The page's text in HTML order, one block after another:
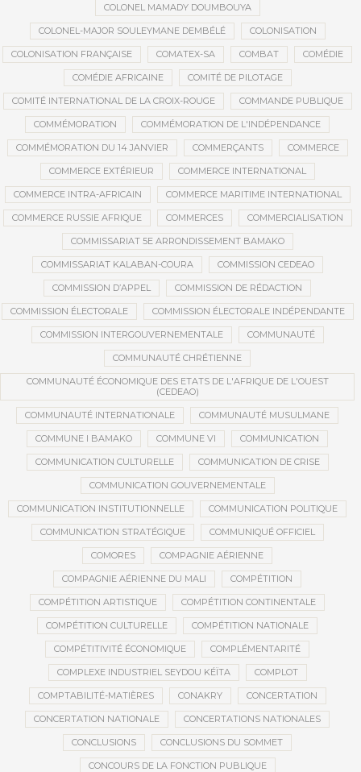
COLONEL MAMADY DOUMBOUYA
COLONEL-MAJOR SOULEYMANE DEMBÉLÉ COLONISATION
COLONISATION FRANÇAISE COMATEX-SA COMBAT COMÉDIE
COMÉDIE AFRICAINE COMITÉ DE PILOTAGE
COMITÉ INTERNATIONAL DE LA CROIX-ROUGE COMMANDE PUBLIQUE
COMMÉMORATION COMMÉMORATION DE L'INDÉPENDANCE
COMMÉMORATION DU 14 JANVIER COMMERÇANTS COMMERCE
COMMERCE EXTÉRIEUR COMMERCE INTERNATIONAL
COMMERCE INTRA-AFRICAIN COMMERCE MARITIME INTERNATIONAL
COMMERCE RUSSIE AFRIQUE COMMERCES COMMERCIALISATION
COMMISSARIAT 5E ARRONDISSEMENT BAMAKO
COMMISSARIAT KALABAN-COURA COMMISSION CEDEAO
COMMISSION D’APPEL COMMISSION DE RÉDACTION
COMMISSION ÉLECTORALE COMMISSION ÉLECTORALE INDÉPENDANTE
COMMISSION INTERGOUVERNEMENTALE COMMUNAUTÉ
COMMUNAUTÉ CHRÉTIENNE
COMMUNAUTÉ ÉCONOMIQUE DES ETATS DE L'AFRIQUE DE L'OUEST
(CEDEAO)
COMMUNAUTÉ INTERNATIONALE COMMUNAUTÉ MUSULMANE
COMMUNE I BAMAKO COMMUNE VI COMMUNICATION
COMMUNICATION CULTURELLE COMMUNICATION DE CRISE
COMMUNICATION GOUVERNEMENTALE
COMMUNICATION INSTITUTIONNELLE COMMUNICATION POLITIQUE
COMMUNICATION STRATÉGIQUE COMMUNIQUÉ OFFICIEL
COMORES COMPAGNIE AÉRIENNE
COMPAGNIE AÉRIENNE DU MALI COMPÉTITION
COMPÉTITION ARTISTIQUE COMPÉTITION CONTINENTALE
COMPÉTITION CULTURELLE COMPÉTITION NATIONALE
COMPÉTITIVITÉ ÉCONOMIQUE COMPLÉMENTARITÉ
COMPLEXE INDUSTRIEL SEYDOU KÉÏTA COMPLOT
COMPTABILITÉ-MATIÈRES CONAKRY CONCERTATION
CONCERTATION NATIONALE CONCERTATIONS NATIONALES
CONCLUSIONS CONCLUSIONS DU SOMMET
CONCOURS DE LA FONCTION PUBLIQUE